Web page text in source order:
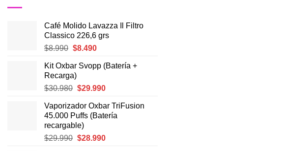
Café Molido Lavazza Il Filtro
Classico 226,6 grs
$8.990 El
original
era:
$8.990.
$8.490El
actual
$8.490.
Kit Oxbar Svopp (Batería +
Recarga)
$30.980 El
original
era:
$30.980.
$29.990El
actual
es:
Vaporizador Oxbar TriFusion
45.000 Puffs (Batería
recargable)
$29.990 El
$28.990El